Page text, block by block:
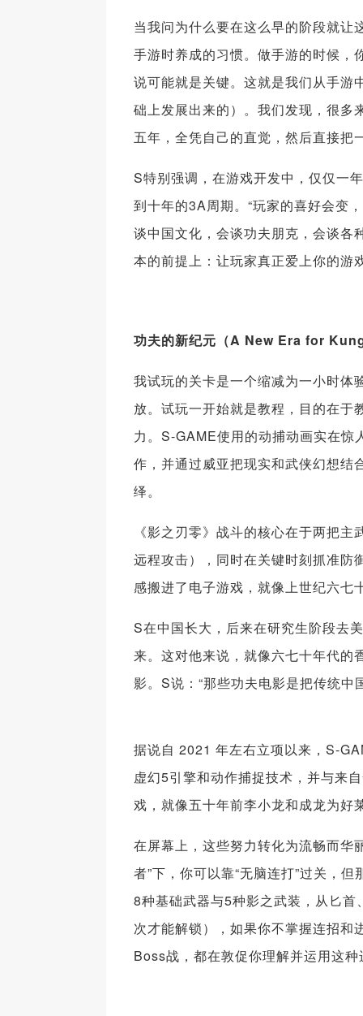
当我问为什么要在这么早的阶段就让
手游时养成的习惯。做手游的时候，
说可能就是关键。这就是我们从手游
础上发展出来的）。我们发现，很多
五年，全凭自己的直觉，然后直接把
S特别强调，在游戏开发中，仅仅一
到十年的3A周期。“玩家的喜好会变
谈中国文化，会谈功夫朋克，会谈各
本的前提上：让玩家真正爱上你的游
功夫的新纪元 （A New Era for
我试玩的关卡是一个缩减为一小时体
放。试玩一开始就是教程，目的在于
力。S-GAME使用的动捕动画实在
作，并通过威亚把现实和武侠幻想结
绎。
《影之刃零》战斗的核心在于两把
远程攻击），同时在关键时刻抓准防
感搬进了电子游戏，就像上世纪六七
S在中国长大，后来在研究生阶段去
来。这对他来说，就像六七十年代的
影。S说：“那些功夫电影是把传统
据说自 2021 年左右立项以来，S-
虚幻5引擎和动作捕捉技术，并与来
戏，就像五十年前李小龙和成龙为好
在屏幕上，这些努力转化为流畅而华
者”下，你可以靠“无脑连打”过关，
8种基础武器与5种影之武装，从匕首
次才能解锁），如果你不掌握连招和
Boss战，都在敦促你理解并运用这